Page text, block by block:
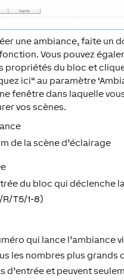
une ambiance, faite un
Vous pouvez
propriétés du bloc et
ici“ au paramètre
fenêtre dans laquelle
vos scènes.
de la scène d’éclairage
du bloc qui déclenche
R/T5/1-8)
qui lance l’ambiance
les nombres plus grands
d’entrée et peuvent